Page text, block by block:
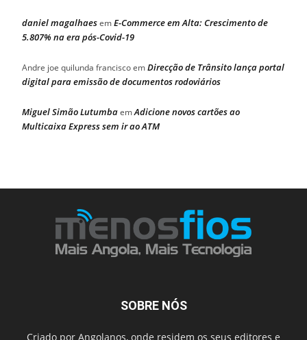
daniel magalhaesemE-Commerce em Alta: Crescimento de
5.807% na era pós-Covid-19
Andre joe quilunda franciscoemDirecção de Trânsito lança portal
digital para emissão de documentos rodoviários
Miguel Simão LutumbaemAdicione novos cartões ao
Multicaixa Express sem ir ao ATM
SOBRE NÓS
Criado por Angolanos, onde residem os seus editores e